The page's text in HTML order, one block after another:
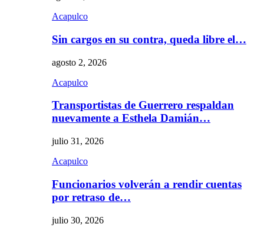
Acapulco
Sin cargos en su contra, queda libre el…
agosto 2, 2026
Acapulco
Transportistas de Guerrero respaldan
nuevamente a Esthela Damián…
julio 31, 2026
Acapulco
Funcionarios volverán a rendir cuentas
por retraso de…
julio 30, 2026